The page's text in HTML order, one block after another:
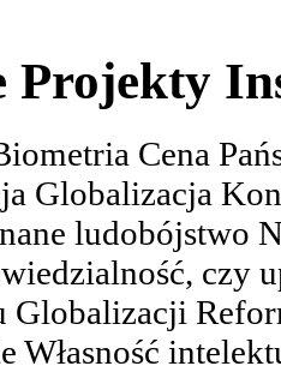
Projekty
Cena
Globalizacja
ludobójstwo
czy
Globalizacji
Własność